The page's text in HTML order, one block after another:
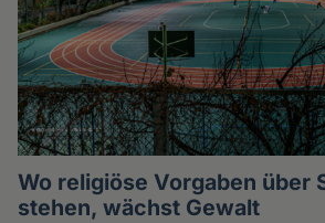
Wo religiöse Vorgaben über
stehen, wächst Gewalt